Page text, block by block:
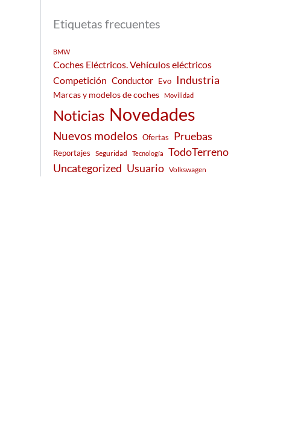
Etiquetas frecuentes
BMW
Coches Eléctricos. Vehículos eléctricos
Competición Conductor Evo Industria
Marcas y modelos de coches Movilidad
Noticias Novedades
Nuevos modelos Ofertas Pruebas
Reportajes Seguridad Tecnología
TodoTerreno
Uncategorized Usuario Volkswagen